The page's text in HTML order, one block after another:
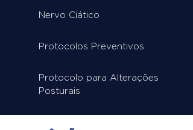
Nervo Ciático
Protocolos Preventivos
Protocolo para Alterações
Posturais